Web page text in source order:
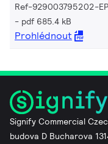
Ref-929003795202-
pdf 685.4 kB
Prohlédnout
Signify Commercial
budova D Bucharova